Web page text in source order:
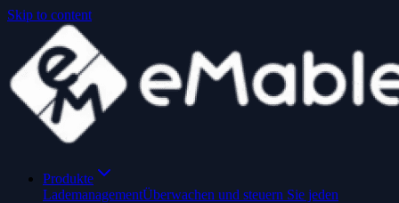
Skip to content
Produkte
LademanagementÜberwachen und steuern Sie jeden